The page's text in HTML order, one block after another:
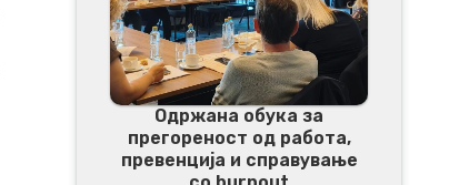
Одржана обука за
прегореност од работа,
превенција и справување